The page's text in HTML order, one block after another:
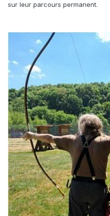
sur leur parcours permanent.